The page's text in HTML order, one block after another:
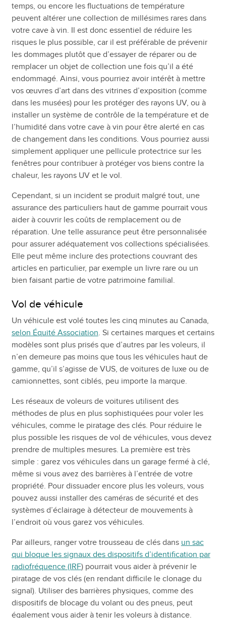
temps, ou encore les fluctuations de température
peuvent altérer une collection de millésimes rares dans
votre cave à vin. Il est donc essentiel de réduire les
risques le plus possible, car il est préférable de prévenir
les dommages plutôt que d’essayer de réparer ou de
remplacer un objet de collection une fois qu’il a été
endommagé. Ainsi, vous pourriez avoir intérêt à mettre
vos œuvres d’art dans des vitrines d’exposition (comme
dans les musées) pour les protéger des rayons UV, ou à
installer un système de contrôle de la température et de
l’humidité dans votre cave à vin pour être alerté en cas
de changement dans les conditions. Vous pourriez aussi
simplement appliquer une pellicule protectrice sur les
fenêtres pour contribuer à protéger vos biens contre la
chaleur, les rayons UV et le vol.
Cependant, si un incident se produit malgré tout, une
assurance des particuliers haut de gamme pourrait vous
aider à couvrir les coûts de remplacement ou de
réparation. Une telle assurance peut être personnalisée
pour assurer adéquatement vos collections spécialisées.
Elle peut même inclure des protections couvrant des
articles en particulier, par exemple un livre rare ou un
bien faisant partie de votre patrimoine familial.
Vol de véhicule
Un véhicule est volé toutes les cinq minutes au Canada,
selon Équité Association. Si certaines marques et certains
modèles sont plus prisés que d’autres par les voleurs, il
n’en demeure pas moins que tous les véhicules haut de
gamme, qu’il s’agisse de VUS, de voitures de luxe ou de
camionnettes, sont ciblés, peu importe la marque.
Les réseaux de voleurs de voitures utilisent des
méthodes de plus en plus sophistiquées pour voler les
véhicules, comme le piratage des clés. Pour réduire le
plus possible les risques de vol de véhicules, vous devez
prendre de multiples mesures. La première est très
simple : garez vos véhicules dans un garage fermé à clé,
même si vous avez des barrières à l’entrée de votre
propriété. Pour dissuader encore plus les voleurs, vous
pouvez aussi installer des caméras de sécurité et des
systèmes d’éclairage à détecteur de mouvements à
l’endroit où vous garez vos véhicules.
Par ailleurs, ranger votre trousseau de clés dans un sac
qui bloque les signaux des dispositifs d’identification par
radiofréquence (IRF) pourrait vous aider à prévenir le
piratage de vos clés (en rendant difficile le clonage du
signal). Utiliser des barrières physiques, comme des
dispositifs de blocage du volant ou des pneus, peut
également vous aider à tenir les voleurs à distance.